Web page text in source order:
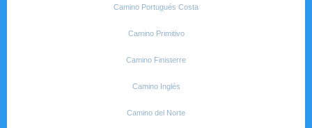
Camino Portugués Costa
Camino Primitivo
Camino Finisterre
Camino Inglés
Camino del Norte